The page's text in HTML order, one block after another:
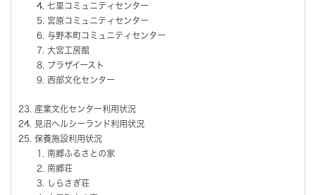
七里コミュニティセンター
宮原コミュニティセンター
与野本町コミュニティセンター
大宮工房館
プラザイースト
西部文化センター
産業文化センター利用状況
見沼ヘルシーランド利用状況
保養施設利用状況
南郷ふるさとの家
南郷荘
しらさぎ荘